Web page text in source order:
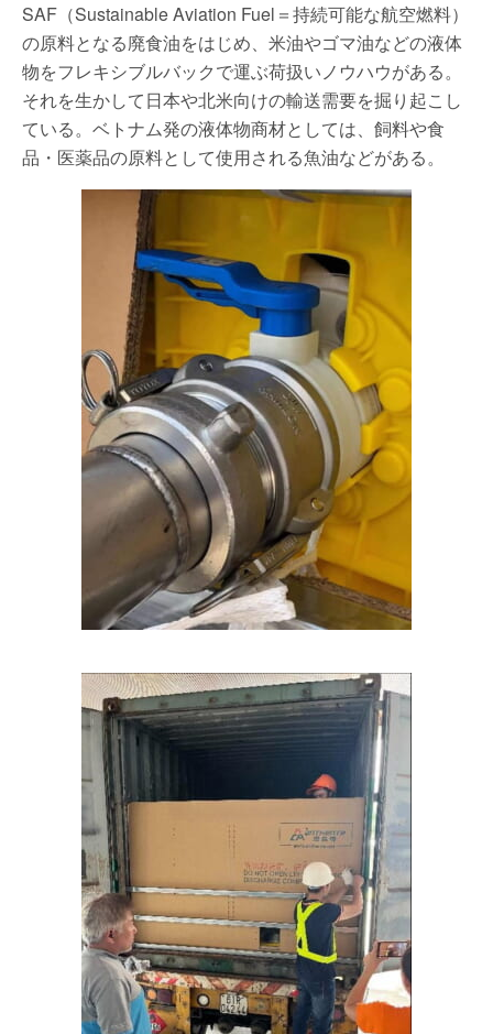
SAF（Sustainable Aviation Fuel＝持続可能な航空燃料）
の原料となる廃食油をはじめ、米油やゴマ油などの液体
物をフレキシブルバックで運ぶ荷扱いノウハウがある。
それを生かして日本や北米向けの輸送需要を掘り起こし
ている。ベトナム発の液体物商材としては、飼料や食
品・医薬品の原料として使用される魚油などがある。